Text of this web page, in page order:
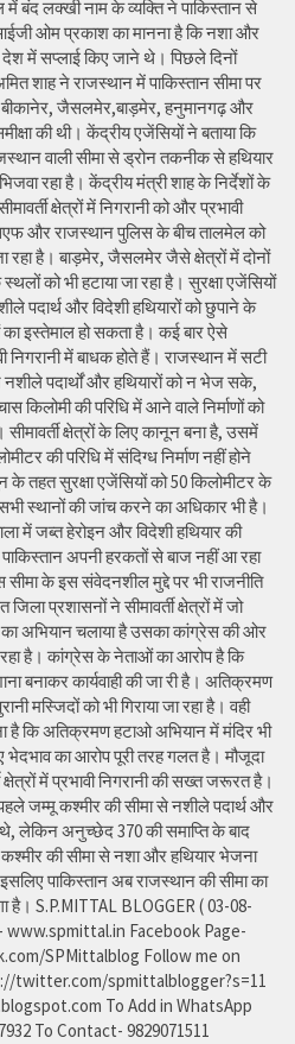
में बंद लक्खी नाम के व्यक्ति ने पाकिस्तान से
ओम प्रकाश का मानना है कि नशा और
देश में सप्लाई किए जाने थे। पिछले दिनों
शाह ने राजस्थान में पाकिस्तान सीमा पर
जैसलमेर,बाड़मेर, हनुमानगढ़ और
की थी। केंद्रीय एजेंसियों ने बताया कि
वाली सीमा से ड्रोन तकनीक से हथियार
रहा है। केंद्रीय मंत्री शाह के निर्देशों के
क्षेत्रों में निगरानी को और प्रभावी
और राजस्थान पुलिस के बीच तालमेल को
रहा है। बाड़मेर, जैसलमेर जैसे क्षेत्रों में दोनों
को भी हटाया जा रहा है। सुरक्षा एजेंसियों
पदार्थ और विदेशी हथियारों को छुपाने के
का इस्तेमाल हो सकता है। कई बार ऐसे
निगरानी में बाधक होते हैं। राजस्थान में सटी
नशीले पदार्थों और हथियारों को न भेज सके,
किलोमी की परिधि में आने वाले निर्माणों को
सीमावर्ती क्षेत्रों के लिए कानून बना है, उसमें
की परिधि में संदिग्ध निर्माण नहीं होने
के तहत सुरक्षा एजेंसियों को 50 किलोमीटर के
स्थानों की जांच करने का अधिकार भी है।
में जब्त हेरोइन और विदेशी हथियार की
पाकिस्तान अपनी हरकतों से बाज नहीं आ रहा
के इस संवेदनशील मुद्दे पर भी राजनीति
प्रशासनों ने सीमावर्ती क्षेत्रों में जो
अभियान चलाया है उसका कांग्रेस की ओर
रहा है। कांग्रेस के नेताओं का आरोप है कि
बनाकर कार्यवाही की जा री है। अतिक्रमण
मस्जिदों को भी गिराया जा रहा है। वही
है कि अतिक्रमण हटाओ अभियान में मंदिर भी
भेदभाव का आरोप पूरी तरह गलत है। मौजूदा
क्षेत्रों में प्रभावी निगरानी की सख्त जरूरत है।
जम्मू कश्मीर की सीमा से नशीले पदार्थ और
लेकिन अनुच्छेद 370 की समाप्ति के बाद
की सीमा से नशा और हथियार भेजना
पाकिस्तान अब राजस्थान की सीमा का
है। S.P.MITTAL BLOGGER ( 03-08-
www.spmittal.in Facebook Page-
SPMittalblog Follow me on
twitter.com/spmittalblogger?s=11
To Add in WhatsApp
To Contact- 9829071511